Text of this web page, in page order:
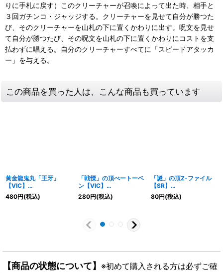
りに手札に戻す）このクリーチャーが召喚によって出た時、相手と
３回ガチンコ・ジャッジする。クリーチャーを見せて自分が勝つた
び、そのクリーチャーを山札の下に置くかわりに出す。呪文を見せ
て自分が勝つたび、その呪文を山札の下に置くかわりにコストを支
払わずに唱える。自分のクリーチャーすべてに「スピードアタッカ
ー」を与える。
この商品を買った人は、こんな商品も買っています
黄金龍鬼丸「王牙」
【VIC】
{23EX3TR3/TR15}
《無》
480円(税込)
「戦慄」の頂べートーベ
ン【VIC】
{23EX3TR5/TR15}
《無》
280円(税込)
「謎」の頂Z-ファイル
【SR】
{23EX3TR14/TR15}
《無》
80円(税込)
【商品の状態について】 ※初めて購入される方は必ずご確